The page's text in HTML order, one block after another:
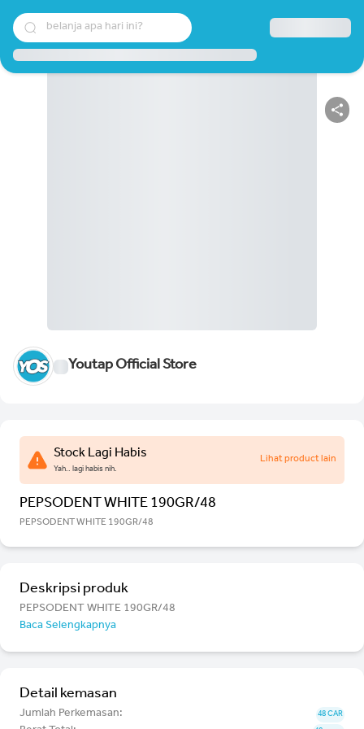
belanja apa hari ini?
Youtap Official Store
Stock Lagi Habis
Yah.. lagi habis nih.
Lihat product lain
PEPSODENT WHITE 190GR/48
PEPSODENT WHITE 190GR/48
Deskripsi produk
PEPSODENT WHITE 190GR/48
Baca Selengkapnya
Detail kemasan
Jumlah Perkemasan: 48 CAR